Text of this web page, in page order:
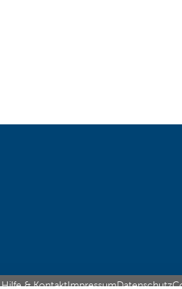
Hilfe & KontaktImpressumDatenschutz